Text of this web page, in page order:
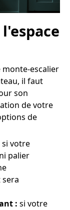
monte-escalier
il faut
son
de votre
de
si votre
palier
: si votre